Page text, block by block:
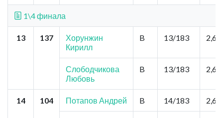
1\4 финала
13 137
Хорунжин
Кирилл
B 13/183 2,6
Слободчикова
Любовь
B 13/183 2,6
14 104 Потапов Андрей B 14/183 2,6